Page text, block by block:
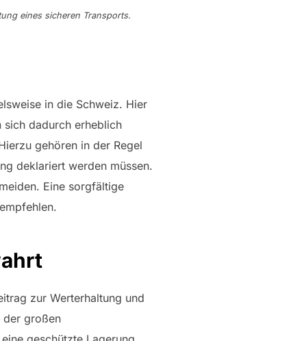
eines sicheren Transports.
in die Schweiz. Hier
sich dadurch erheblich
gehören in der Regel
deklariert werden müssen.
Eine sorgfältige
zur Werterhaltung und
der großen